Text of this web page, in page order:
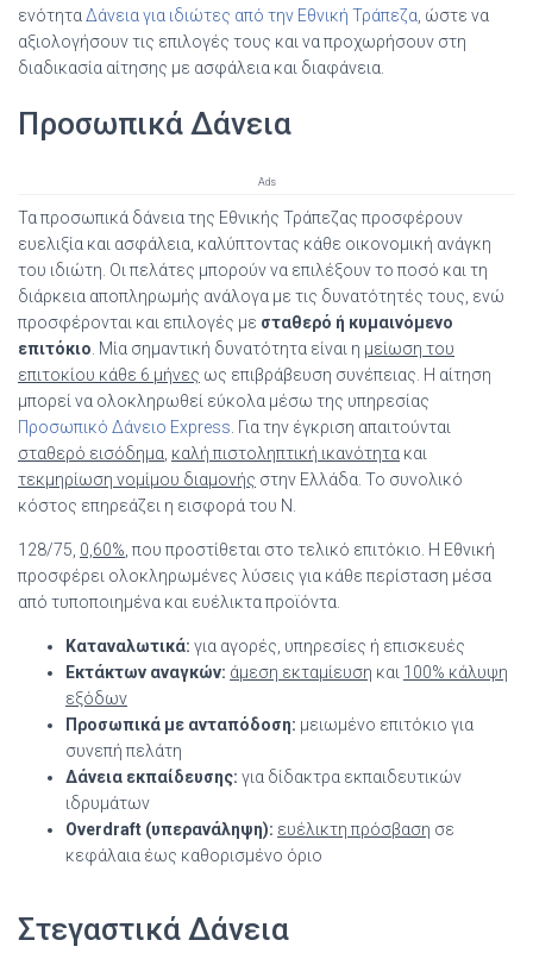
ενότητα Δάνεια για ιδιώτες από την Εθνική Τράπεζα , ώστε να
αξιολογήσουν τις επιλογές τους και να προχωρήσουν στη
διαδικασία αίτησης με ασφάλεια και διαφάνεια.
Προσωπικά Δάνεια
Ads
Τα προσωπικά δάνεια της Εθνικής Τράπεζας προσφέρουν
ευελιξία και ασφάλεια, καλύπτοντας κάθε οικονομική ανάγκη
του ιδιώτη. Οι πελάτες μπορούν να επιλέξουν το ποσό και τη
διάρκεια αποπληρωμής ανάλογα με τις δυνατότητές τους, ενώ
προσφέρονται και επιλογές με σταθερό ή κυμαινόμενο
επιτόκιο . Μία σημαντική δυνατότητα είναι η μείωση του
επιτοκίου κάθε 6 μήνες ως επιβράβευση συνέπειας. Η αίτηση
μπορεί να ολοκληρωθεί εύκολα μέσω της υπηρεσίας
Προσωπικό Δάνειο Express . Για την έγκριση απαιτούνται
σταθερό εισόδημα καλή πιστοληπτική ικανότητα και
τεκμηρίωση νομίμου διαμονής στην Ελλάδα. Το συνολικό
κόστος επηρεάζει η εισφορά του Ν.
128/75, 0,60% , που προστίθεται στο τελικό επιτόκιο. Η Εθνική
προσφέρει ολοκληρωμένες λύσεις για κάθε περίσταση μέσα
από τυποποιημένα και ευέλικτα προϊόντα.
Καταναλωτικά: για αγορές, υπηρεσίες ή επισκευές
Εκτάκτων αναγκών: άμεση εκταμίευση και 100% κάλυψη
εξόδων
Προσωπικά με ανταπόδοση: μειωμένο επιτόκιο για
συνεπή πελάτη
Δάνεια εκπαίδευσης: για δίδακτρα εκπαιδευτικών
ιδρυμάτων
Overdraft (υπερανάληψη): ευέλικτη πρόσβαση σε
κεφάλαια έως καθορισμένο όριο
Στεγαστικά Δάνεια